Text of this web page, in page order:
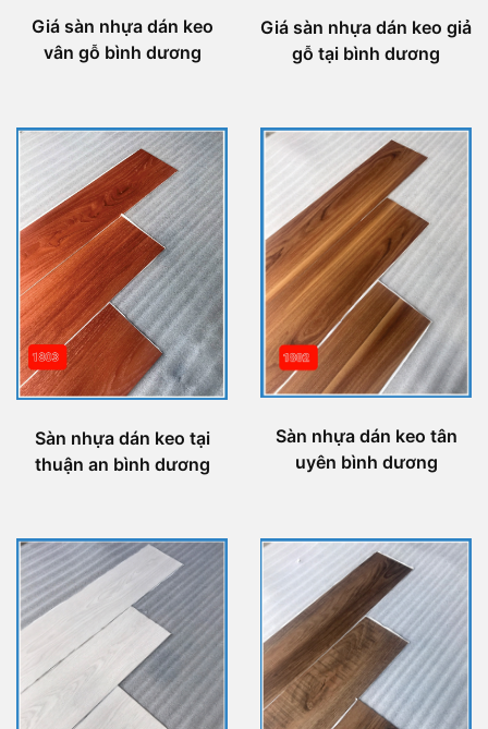
Giá sàn nhựa dán keo
vân gỗ bình dương
Giá sàn nhựa dán keo giả
gỗ tại bình dương
Sàn nhựa dán keo tại
thuận an bình dương
Sàn nhựa dán keo tân
uyên bình dương